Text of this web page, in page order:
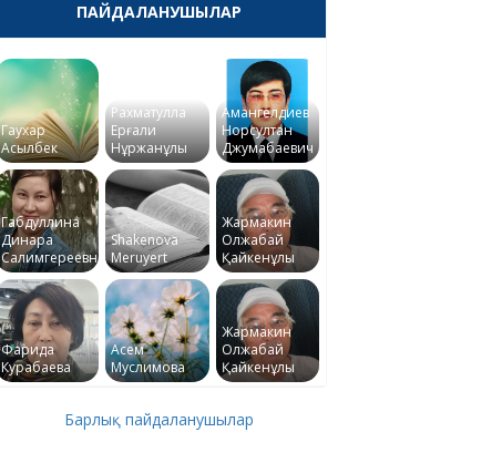
ПАЙДАЛАНУШЫЛАР
Гаухар
Асылбек
Рахматулла
Ерғали
Нұржанұлы
Амангелдиев
Норсултан
Джумабаевич
Габдуллина
Динара
Салимгереевна
Shakenova
Meruyert
Жармакин
Олжабай
Қайкенұлы
Фарида
Курабаева
Асем
Муслимова
Жармакин
Олжабай
Қайкенұлы
Барлық пайдаланушылар